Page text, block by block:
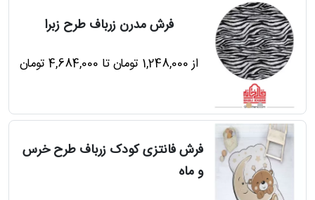
خرید
فرش مدرن زرباف طرح زبرا
از 1,248,000 تومان تا 4,684,000 تومان
فرش فانتزی کودک زرباف طرح خرس
و ماه